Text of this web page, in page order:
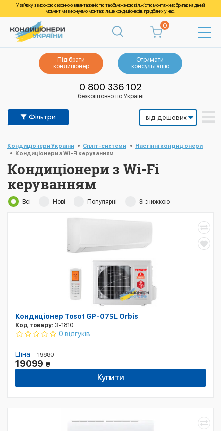
У зв’язку з високою сезонною завантаженістю та обмеженою кількістю монтажних бригад на даний
момент ми виконуємо монтаж лише кондиціонерів, придбаних у нас.
0
Підібрати
кондиціонер
Отримати
консультацію
0 800 336 102
безкоштовно по Україні
Фільтри
Кондиціонери України Спліт-системи
Настінні кондиціонери
Кондиціонери з Wi-Fi керуванням
Кондиціонери з Wi-Fi
керуванням
Всі Нові Популярні Зі знижкою
Кондиціонер Tosot GP-07SL Orbis
Код товару: 3-1810
0 відгуків
Ціна 19880
19099 ₴
Купити